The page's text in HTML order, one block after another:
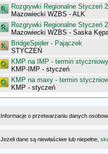
Rozgrywki Regionalne Styczeń
Mazowiecki WZBS - ALK
Rozgrywki Regionalne Styczeń
Mazowiecki WZBS - Saska
BridgeSpider - Pajączek
STYCZEŃ
KMP na IMP - termin styczniowy
KMP-IMP - styczeń
KMP na maxy - termin
KMP - styczeń
Informacje o przetwarzaniu danych
Jeżeli dane są niewłaściwe lub niepełne,